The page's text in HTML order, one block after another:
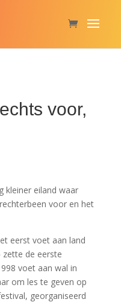
voor,
kleiner eiland waar
voor en het
eerst voet aan land
de eerste
voet aan wal in
om les te geven op
georganiseerd